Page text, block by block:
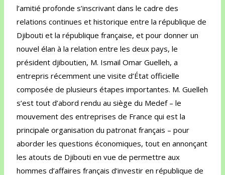
l’amitié profonde s’inscrivant dans le cadre des
relations continues et historique entre la république de
Djibouti et la république française, et pour donner un
nouvel élan à la relation entre les deux pays, le
président djiboutien, M. Ismail Omar Guelleh, a
entrepris récemment une visite d’État officielle
composée de plusieurs étapes importantes. M. Guelleh
s’est tout d’abord rendu au siège du Medef – le
mouvement des entreprises de France qui est la
principale organisation du patronat français – pour
aborder les questions économiques, tout en annonçant
les atouts de Djibouti en vue de permettre aux
hommes d’affaires français d’investir en république de